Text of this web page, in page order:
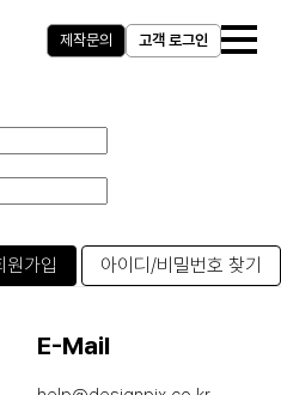
제작문의 고객 로그인
원가입
아이디/비밀번호 찾기
E-Mail